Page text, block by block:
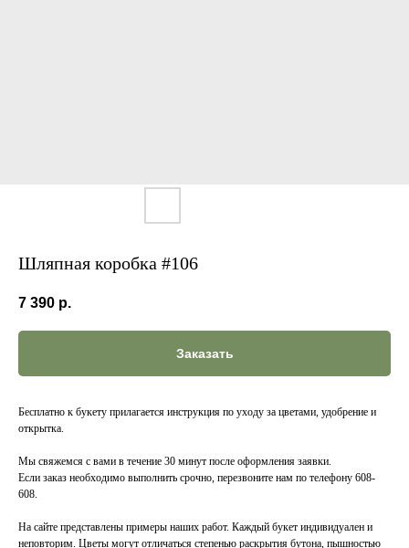
Шляпная коробка #106
7 390 р.
Заказать
Бесплатно к букету прилагается инструкция по уходу за цветами, удобрение и
открытка.
Мы свяжемся с вами в течение 30 минут после оформления заявки.
Если заказ необходимо выполнить срочно, перезвоните нам по телефону 608-
608.
На сайте представлены примеры наших работ. Каждый букет индивидуален и
неповторим. Цветы могут отличаться степенью раскрытия бутона, пышностью